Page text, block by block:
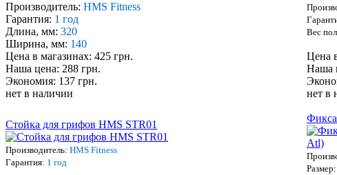
Производитель: HMS Fitness
Гарантия: 1 год
Длина, мм: 320
Ширина, мм: 140
Цена в магазинах: 425 грн.
Наша цена: 288 грн.
Экономия: 137 грн.
нет в наличии
Вес
Цена
Наша
нет в
Стойка для грифов HMS STR01
Производитель: HMS Fitness
Гарантия: 1 год
Размер: